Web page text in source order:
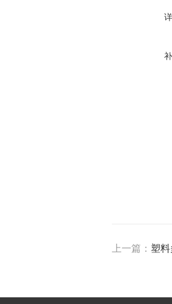
上一篇： 塑